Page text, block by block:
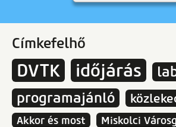
Címkefelhő
DVTK időjárás
programajánló
Akkor és most
Miskolci